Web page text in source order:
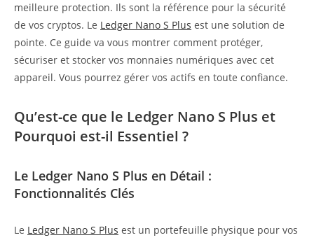
meilleure protection. Ils sont la référence pour la sécurité
de vos cryptos. Le Ledger Nano S Plus est une solution de
pointe. Ce guide va vous montrer comment protéger,
sécuriser et stocker vos monnaies numériques avec cet
appareil. Vous pourrez gérer vos actifs en toute confiance.
Qu’est-ce que le Ledger Nano S Plus et
Pourquoi est-il Essentiel ?
Le Ledger Nano S Plus en Détail :
Fonctionnalités Clés
Le Ledger Nano S Plus est un portefeuille physique pour vos